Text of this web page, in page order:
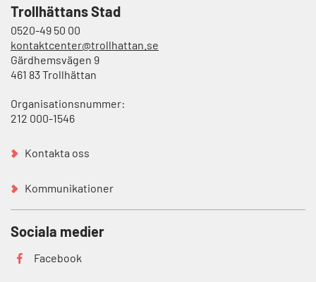
Trollhättans Stad
0520-49 50 00
kontaktcenter@trollhattan.se
Gärdhemsvägen 9
461 83 Trollhättan
Organisationsnummer:
212 000-1546
Kontakta oss
Kommunikationer
Sociala medier
Facebook